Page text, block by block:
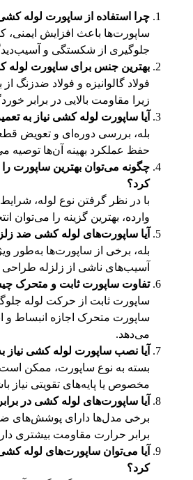
چرا استفاده از ساپورت لوله
ساپورت‌ها باعث افزایش ایمنی،
جلوگیری از شکستگی و
بهترین جنس برای ساپورت
فولاد گالوانیزه و فولاد ضدزنگ از
زیرا مقاومت بالایی در برابر
آیا ساپورت لوله کشی نیاز به
بله، بررسی دوره‌ای و تعویض
حفظ عملکرد بهینه آن‌ها توصیه
چگونه می‌توان بهترین ساپورت
کرد؟
با در نظر گرفتن نوع لوله،
وارده، بهترین گزینه را می‌توان
آیا ساپورت‌های لوله کشی ضد
بله، برخی از ساپورت‌ها به‌طور
آسیب‌های ناشی از زلزله طراحی
تفاوت ساپورت ثابت و متحرک
ساپورت ثابت از حرکت لوله
ساپورت متحرک اجازه انبساط و
می‌دهد.
آیا نصب ساپورت لوله کشی نیاز
بسته به نوع ساپورت، ممکن است
مخصوص یا پایه‌های تقویتی نیاز
آیا ساپورت‌های لوله کشی در
برخی مدل‌ها دارای پوشش‌های
برابر حرارت مقاومت بیشتری
آیا می‌توان ساپورت‌های لوله
کرد؟